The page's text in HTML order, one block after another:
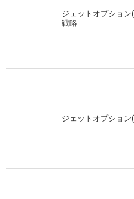
ジェットオプショ
戦略
ジェットオプショ